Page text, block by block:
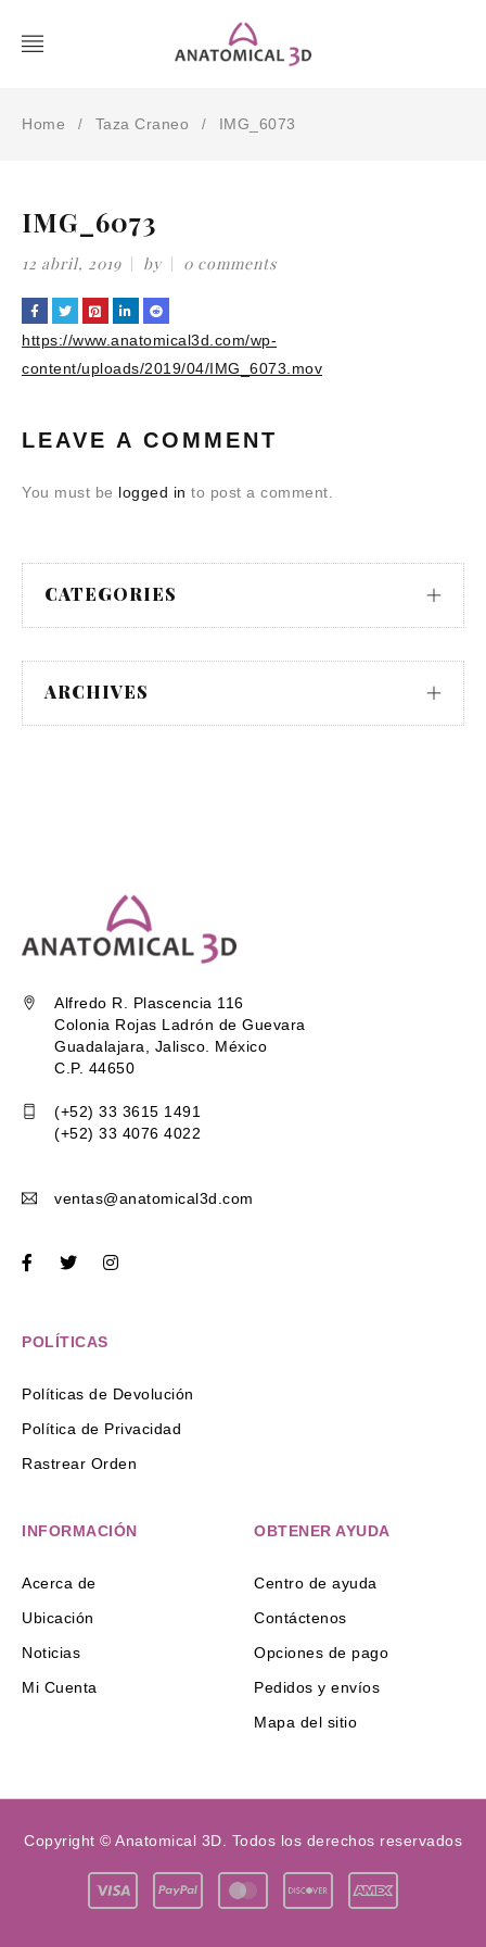
Home / Taza Craneo / IMG_6073
IMG_6073
12 abril, 2019 by 0 comments
https://www.anatomical3d.com/wp-
content/uploads/2019/04/IMG_6073.mov
LEAVE A COMMENT
You must be logged in to post a comment.
CATEGORIES
ARCHIVES
Alfredo R. Plascencia 116
Colonia Rojas Ladrón de Guevara
Guadalajara, Jalisco. México
C.P. 44650
(+52) 33 3615 1491
(+52) 33 4076 4022
ventas@anatomical3d.com
POLÍTICAS
Políticas de Devolución
Política de Privacidad
Rastrear Orden
INFORMACIÓN
Acerca de
Ubicación
Noticias
Mi Cuenta
OBTENER AYUDA
Centro de ayuda
Contáctenos
Opciones de pago
Pedidos y envíos
Mapa del sitio
Copyright © Anatomical 3D. Todos los derechos reservados